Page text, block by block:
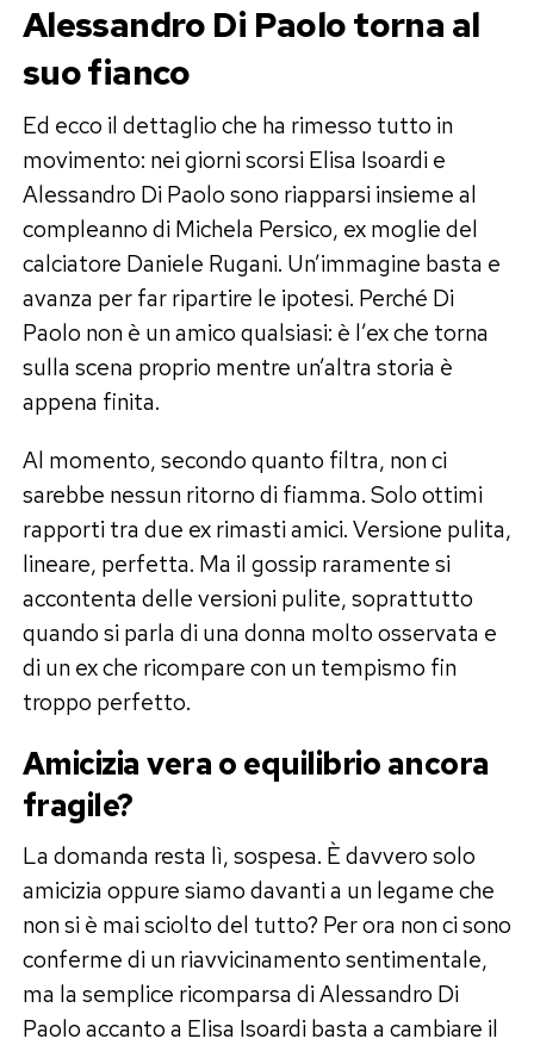
Alessandro Di Paolo torna al
suo fianco
Ed ecco il dettaglio che ha rimesso tutto in
movimento: nei giorni scorsi Elisa Isoardi e
Alessandro Di Paolo sono riapparsi insieme al
compleanno di Michela Persico, ex moglie del
calciatore Daniele Rugani. Un’immagine basta e
avanza per far ripartire le ipotesi. Perché Di
Paolo non è un amico qualsiasi: è l’ex che torna
sulla scena proprio mentre un’altra storia è
appena finita.
Al momento, secondo quanto filtra, non ci
sarebbe nessun ritorno di fiamma. Solo ottimi
rapporti tra due ex rimasti amici. Versione pulita,
lineare, perfetta. Ma il gossip raramente si
accontenta delle versioni pulite, soprattutto
quando si parla di una donna molto osservata e
di un ex che ricompare con un tempismo fin
troppo perfetto.
Amicizia vera o equilibrio ancora
fragile?
La domanda resta lì, sospesa. È davvero solo
amicizia oppure siamo davanti a un legame che
non si è mai sciolto del tutto? Per ora non ci sono
conferme di un riavvicinamento sentimentale,
ma la semplice ricomparsa di Alessandro Di
Paolo accanto a Elisa Isoardi basta a cambiare il